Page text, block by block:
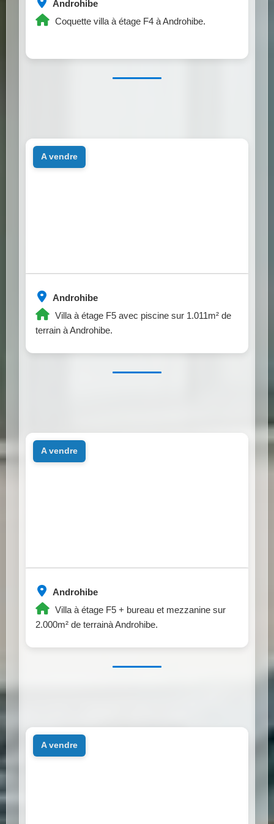
Androhibe
Coquette villa à étage F4 à Androhibe.
Androhibe
Villa à étage F5 avec piscine sur 1.011m² de
terrain à Androhibe.
a vendre
Androhibe
Villa à étage F5 + bureau et mezzanine sur
2.000m² de terrainà Androhibe.
a vendre
a vendre